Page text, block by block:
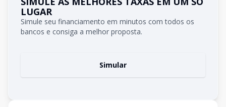
LUGAR
Simule seu financiamento em minutos com todos os
bancos e consiga a melhor proposta.
Simular